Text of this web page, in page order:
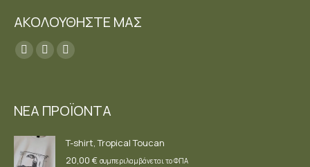
ΑΚΟΛΟΥΘΗΣΤΕ ΜΑΣ
Find us on:
Facebook
in
window
YouTube
window
Instagram
in
window
ΝΕΑ ΠΡΟΪΟΝΤΑ
T-shirt, Tropical Toucan
20,00 € συμπεριλαμβάνεται το ΦΠΑ